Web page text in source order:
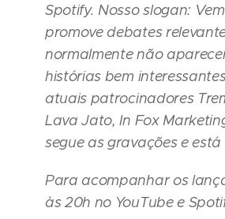
Spotify. Nosso slogan:
promove debates
normalmente não
histórias bem
atuais patrocinadores
Lava Jato, In Fox
segue as gravações e
Para acompanhar os
às 20h no YouTube e